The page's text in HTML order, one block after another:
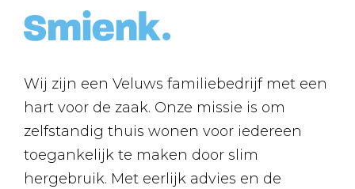
Wij zijn een Veluws familiebedrijf met een
hart voor de zaak. Onze missie is om
zelfstandig thuis wonen voor iedereen
toegankelijk te maken door slim
hergebruik. Met eerlijk advies en de